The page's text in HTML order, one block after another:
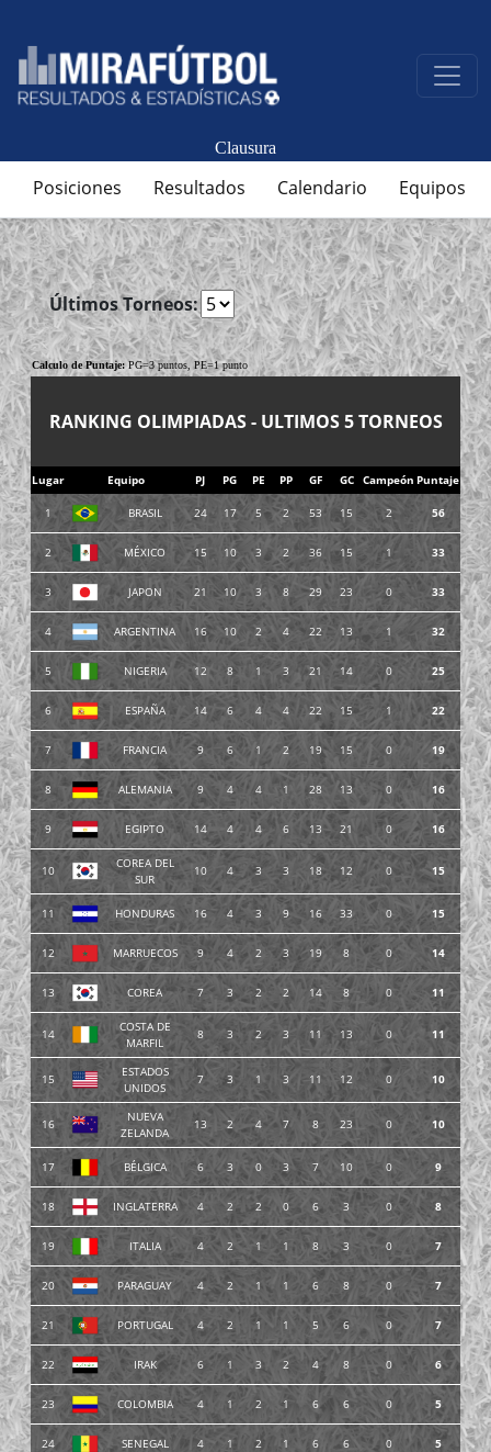
Clausura
Posiciones Resultados Calendario Equipos
Últimos Torneos:
Calculo de Puntaje:PG=3 puntos, PE=1 punto
RANKING OLIMPIADAS - ULTIMOS 5 TORNEOS
Lugar Equipo PJ PG PE PP GF GC Campeón Puntaje
1 BRASIL 24 17 5 2 53 15 2 56
2 MÉXICO 15 10 3 2 36 15 1 33
3 JAPON 21 10 3 8 29 23 0 33
4 ARGENTINA 16 10 2 4 22 13 1 32
5 NIGERIA 12 8 1 3 21 14 0 25
6 ESPAÑA 14 6 4 4 22 15 1 22
7 FRANCIA 9 6 1 2 19 15 0 19
8 ALEMANIA 9 4 4 1 28 13 0 16
9 EGIPTO 14 4 4 6 13 21 0 16
10
COREA DEL
SUR
10 4 3 3 18 12 0 15
11 HONDURAS 16 4 3 9 16 33 0 15
12 MARRUECOS 9 4 2 3 19 8 0 14
13 COREA 7 3 2 2 14 8 0 11
14
COSTA DE
MARFIL
8 3 2 3 11 13 0 11
15
ESTADOS
UNIDOS
7 3 1 3 11 12 0 10
16
NUEVA
ZELANDA
13 2 4 7 8 23 0 10
17 BÉLGICA 6 3 0 3 7 10 0 9
18 INGLATERRA 4 2 2 0 6 3 0 8
19 ITALIA 4 2 1 1 8 3 0 7
20 PARAGUAY 4 2 1 1 6 8 0 7
21 PORTUGAL 4 2 1 1 5 6 0 7
22 IRAK 6 1 3 2 4 8 0 6
23 COLOMBIA 4 1 2 1 6 6 0 5
24 SENEGAL 4 1 2 1 6 6 0 5